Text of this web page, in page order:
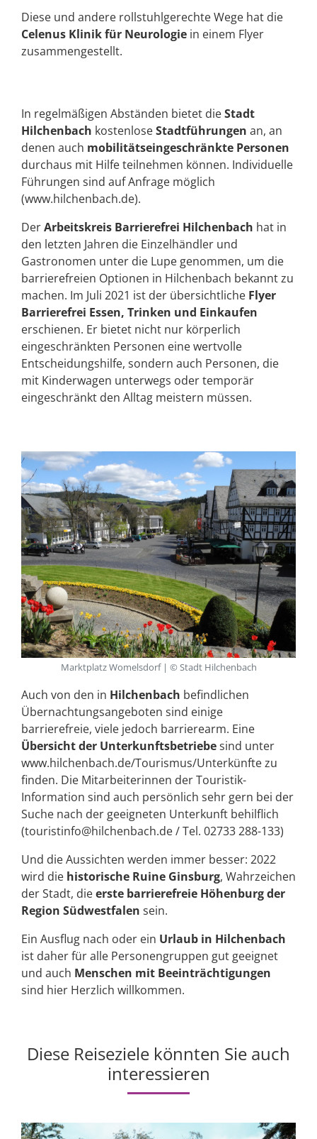
Diese und andere rollstuhlgerechte Wege hat die
Celenus Klinik für Neurologie in einem Flyer
zusammengestellt.
In regelmäßigen Abständen bietet dieStadt
Hilchenbach kostenloseStadtführungen an, an
denen auch mobilitätseingeschränkte Personen
durchaus mit Hilfe teilnehmen können. Individuelle
Führungen sind auf Anfrage möglich
(www.hilchenbach.de).
DerArbeitskreis Barrierefrei Hilchenbach hat in
den letzten Jahren die Einzelhändler und
Gastronomen unter die Lupe genommen, um die
barrierefreien Optionen in Hilchenbach bekannt zu
machen. Im Juli 2021 ist der übersichtliche Flyer
Barrierefrei Essen, Trinken und Einkaufen
erschienen. Er bietet nicht nur körperlich
eingeschränkten Personen eine wertvolle
Entscheidungshilfe, sondern auch Personen, die
mit Kinderwagen unterwegs oder temporär
eingeschränkt den Alltag meistern müssen.
Marktplatz Womelsdorf | © Stadt Hilchenbach
Auch von den in Hilchenbach befindlichen
Übernachtungsangeboten sind einige
barrierefreie, viele jedoch barrierearm. Eine
Übersicht der Unterkunftsbetriebesind unter
www.hilchenbach.de/Tourismus/Unterkünfte zu
finden. Die Mitarbeiterinnen der Touristik-
Information sind auch persönlich sehr gern bei der
Suche nach der geeigneten Unterkunft behilflich
(touristinfo@hilchenbach.de / Tel. 02733 288-133)
Und die Aussichten werden immer besser: 2022
wird die historische Ruine Ginsburg, Wahrzeichen
der Stadt, dieerste barrierefreie Höhenburg der
Region Südwestfalen sein.
Ein Ausflug nach oder ein Urlaub in Hilchenbach
ist daher für alle Personengruppen gut geeignet
und auch Menschen mit Beeinträchtigungen
sind hier Herzlich willkommen.
Diese Reiseziele könnten Sie auch
interessieren